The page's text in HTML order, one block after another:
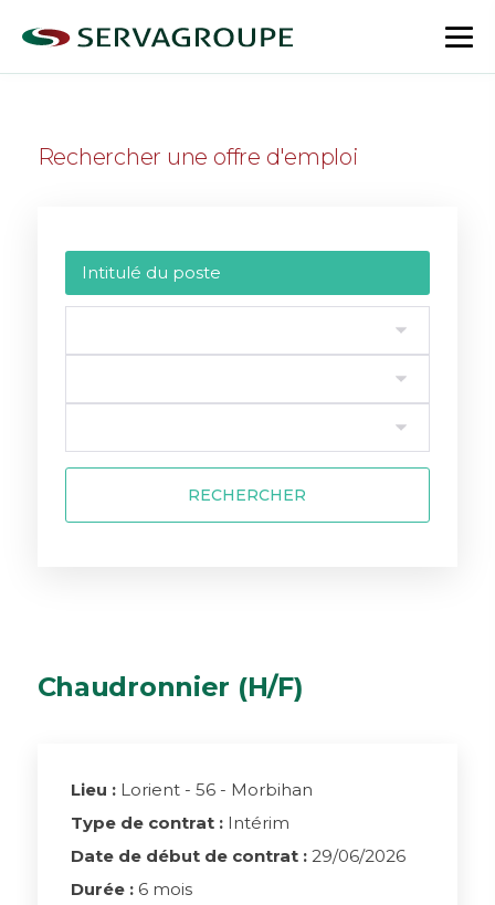
Rechercher une offre d'emploi
RECHERCHER
Chaudronnier (H/F)
Lieu :Lorient - 56 - Morbihan
Type de contrat :Intérim
Date de début de contrat :29/06/2026
Durée :6 mois